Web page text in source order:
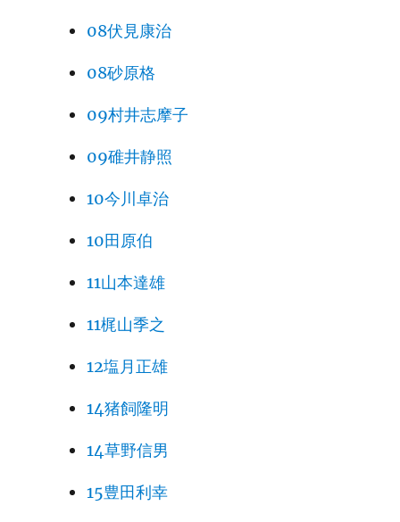
08伏見康治
08砂原格
09村井志摩子
09碓井静照
10今川卓治
10田原伯
11山本達雄
11梶山季之
12塩月正雄
14猪飼隆明
14草野信男
15豊田利幸